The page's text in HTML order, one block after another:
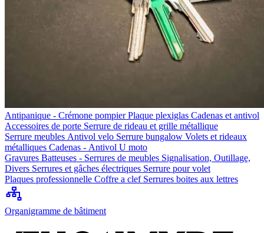
Antipanique - Crémone pompierPlaque plexiglas Cadenas et antivol
Accessoires de porte Serrure de rideau et grille métallique
Serrure meubles Antivol velo Serrure bungalow Volets et rideaux
métalliques Cadenas - Antivol U moto
Gravures Batteuses - Serrures de meubles Signalisation, Outillage,
Divers Serrures et gâches électriques Serrure pour volet
Plaques professionnelle Coffre a clef Serrures boites aux lettres
Organigramme de bâtiment